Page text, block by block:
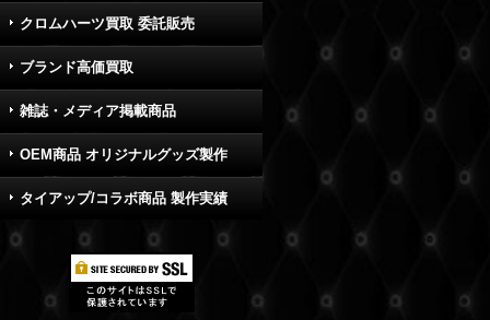
クロムハーツ買取 委託販売
ブランド高価買取
雑誌・メディア掲載商品
OEM商品 オリジナルグッズ製作
タイアップ/コラボ商品 製作実績